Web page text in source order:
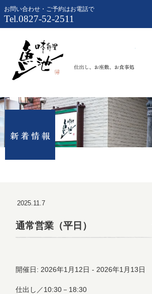
お問い合わせ・ご予約はお電話で
Tel.0827-52-2511
2025.11.7
通常営業（平日）
開催日: 2026年1月12日 - 2026年1月13日
仕出し／10:30－18:30